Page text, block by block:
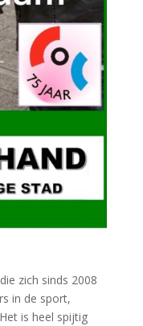
zich sinds 2008
in de sport,
is heel spijtig